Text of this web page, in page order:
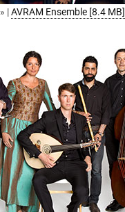
» |AVRAM Ensemble [8.4 MB]